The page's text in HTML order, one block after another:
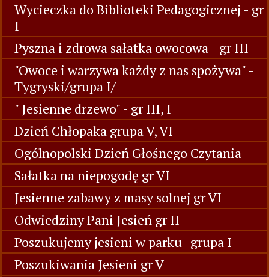
Wycieczka do Biblioteki Pedagogicznej - gr
I
Pyszna i zdrowa sałatka owocowa - gr III
"Owoce i warzywa każdy z nas spożywa" -
Tygryski/grupa I/
" Jesienne drzewo" - gr III, I
Dzień Chłopaka grupa V, VI
Ogólnopolski Dzień Głośnego Czytania
Sałatka na niepogodę gr VI
Jesienne zabawy z masy solnej gr VI
Odwiedziny Pani Jesień gr II
Poszukujemy jesieni w parku -grupa I
Poszukiwania Jesieni gr V